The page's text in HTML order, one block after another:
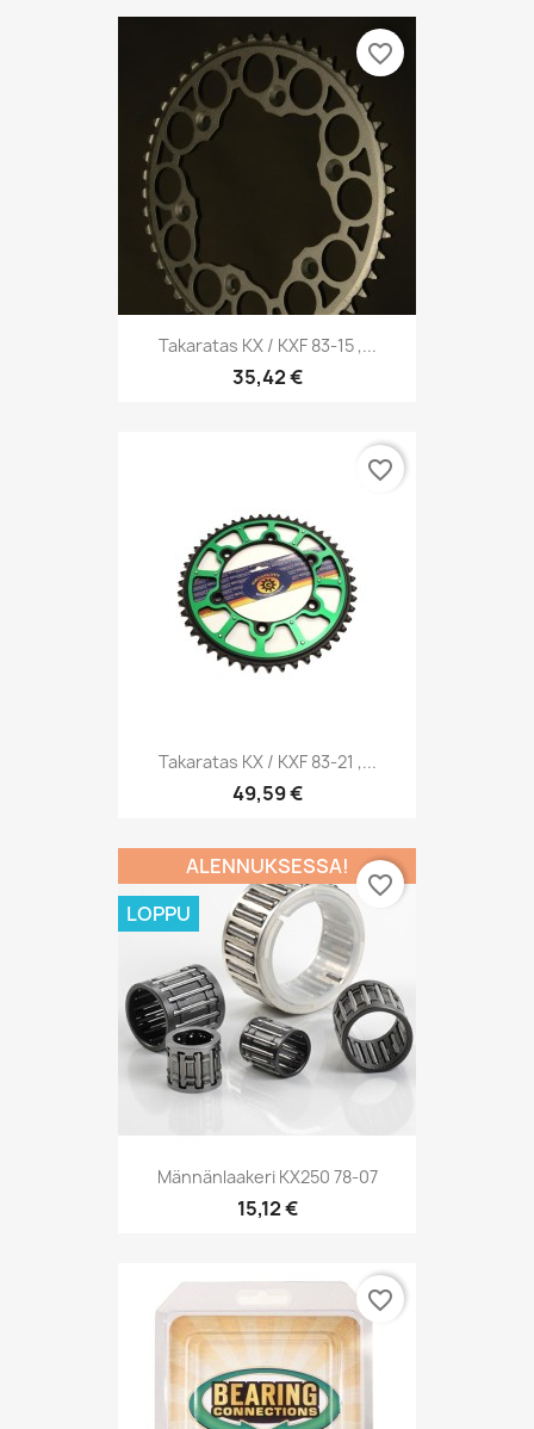
Takaratas KX / KXF 83-15 ,...
35,42 €
favorite_border
Takaratas KX / KXF 83-21 ,...
49,59 €
favorite_border
Männänlaakeri KX250 78-07
15,12 €
ALENNUKSESSA!
LOPPU
favorite_border
favorite_border